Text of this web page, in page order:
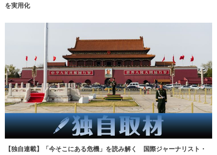
を実用化
【独自連載】「今そこにある危機」を読み解く 国際ジャーナリスト・